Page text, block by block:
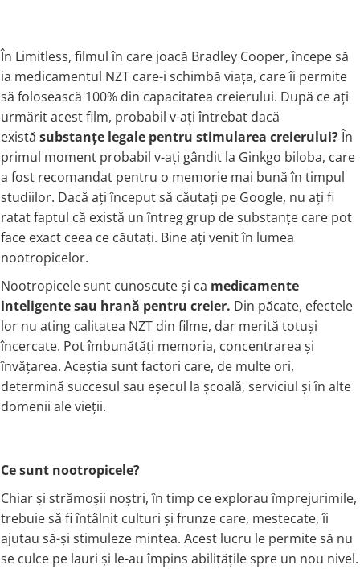
CAROTENOIZI
Astaxantina
Beta-Caroten
Licopen
Luteina
Zeaxantina
NOOTROPICE
5-HTP
GABA
L-Dopa
Lecitina
Melatonina
Tirozina
MINERALE
Bor (Boron)
Calciu
Fier (Iron)
Multiminerale
Seleniu
Zinc
PLANTE MEDICINALE
Aloe vera
Melatonina
DETOXIFIERE SI SLABIRE
Garcinia
CLA (Acid Linoleic Conjugat)
Chlorella
ANTIINFLAMATOARE SI
ANALGEZICE
Gheara Diavolului (Devil's Claw)
Boswellia
Ghimbir (Ginger)
INFECTII URINARE
Merisoare (Cranberry)
D-Mannose
Usturoi (Garlic)
PIETRE LA RINICHI
Potasiu
AFECTIUNI ALE PROSTATEI
Saw Palmetto (Palmier Pitic)
Pygeum
Urzica (Stinging Nettle)
Ulei Seminte Dovleac (Pumpkin)
Ginkgo Biloba
Glucozamina
Glutamina
Glutation
Gotu Kola (Brahmi)
Graviola
GABA
Inozitol (Vitamina B8)
Inulina
Iarba Tapului (Horny Goat)
Indole-3-Carbinol
Kudzu
L
Lecitina
Luteina
L-Dopa
Lactobacillus
M
MCT Oil
În Limitless, filmul în care joacă Bradley Cooper, începe să
ia medicamentul NZT care-i schimbă viața, care îi permite
să folosească 100% din capacitatea creierului. După ce ați
urmărit acest film, probabil v-ați întrebat dacă
există substanțe legale pentru stimularea creierului?În
primul moment probabil v-ați gândit la Ginkgo biloba, care
a fost recomandat pentru o memorie mai bună în timpul
studiilor. Dacă ați început să căutați pe Google, nu ați fi
ratat faptul că există un întreg grup de substanțe care pot
face exact ceea ce căutați. Bine ați venit în lumea
nootropicelor.
Nootropicele sunt cunoscute și ca medicamente
inteligente sau hrană pentru creier. Din păcate, efectele
lor nu ating calitatea NZT din filme, dar merită totuși
încercate. Pot îmbunătăți memoria, concentrarea și
învățarea. Aceștia sunt factori care, de multe ori,
determină succesul sau eșecul la școală, serviciul și în alte
domenii ale vieții.
Ce sunt nootropicele?
Chiar și strămoșii noștri, în timp ce explorau împrejurimile,
trebuie să fi întâlnit culturi și frunze care, mestecate, îi
ajutau să-și stimuleze mintea. Acest lucru le permite să nu
se culce pe lauri și le-au împins abilitățile spre un nou nivel.